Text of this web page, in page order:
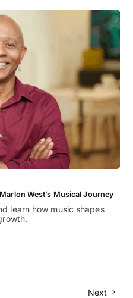
West’s Musical Journey
learn how music shapes
Next